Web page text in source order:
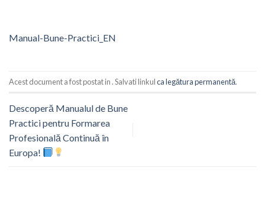
Manual-Bune-Practici_EN
Acest document a fost postat in . Salvati linkulca legătura permanentă.
Descoperă Manualul de Bune
Practici pentru Formarea
Profesională Continuă în
Europa!